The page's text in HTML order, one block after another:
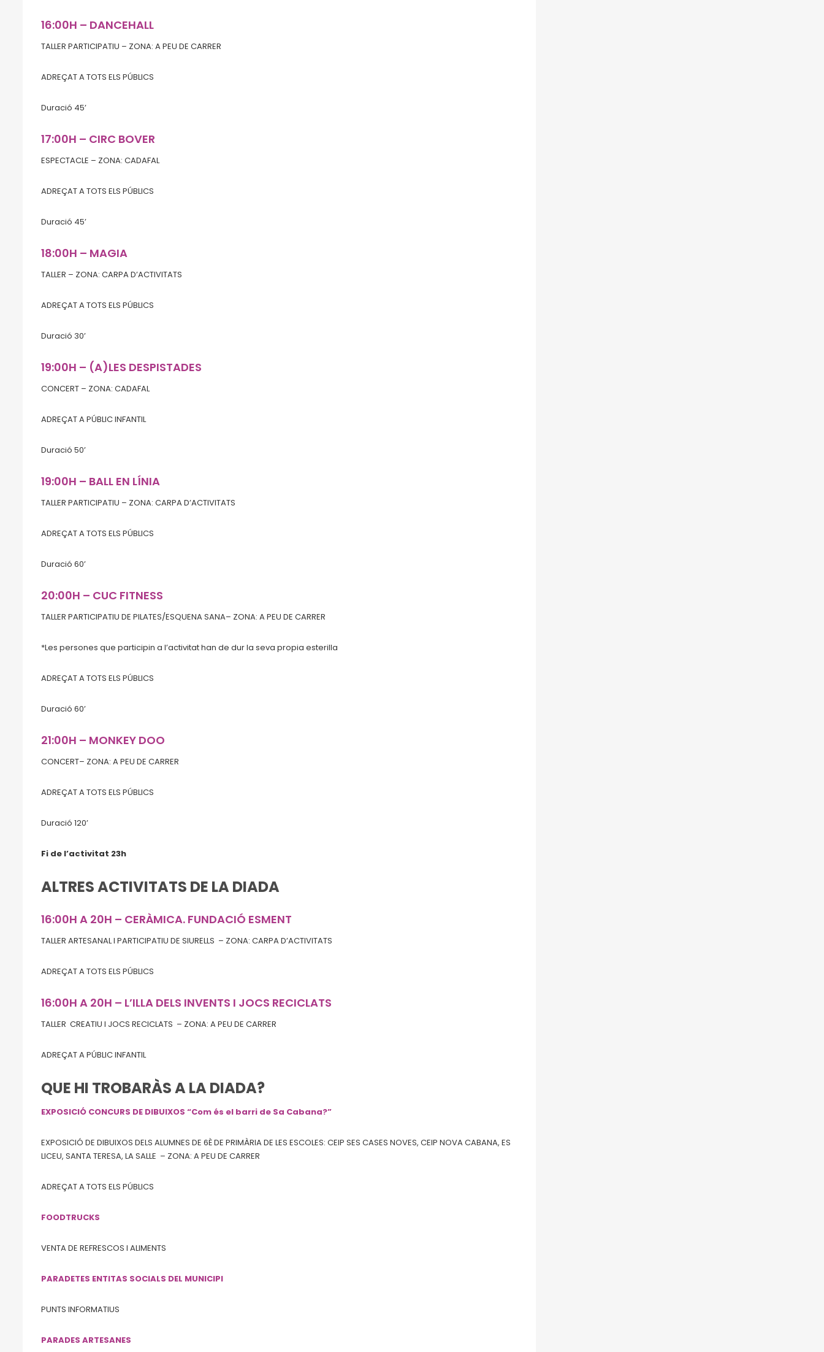
16:00H – DANCEHALL
TALLER PARTICIPATIU – ZONA: A PEU DE CARRER
ADREÇAT A TOTS ELS PÚBLICS
Duració 45’
17:00H – CIRC BOVER
ESPECTACLE – ZONA: CADAFAL
ADREÇAT A TOTS ELS PÚBLICS
Duració 45’
18:00H – MAGIA
TALLER – ZONA: CARPA D’ACTIVITATS
ADREÇAT A TOTS ELS PÚBLICS
Duració 30’
19:00H – (A)LES DESPISTADES
CONCERT – ZONA: CADAFAL
ADREÇAT A PÚBLIC INFANTIL
Duració 50’
19:00H – BALL EN LÍNIA
TALLER PARTICIPATIU – ZONA: CARPA D’ACTIVITATS
ADREÇAT A TOTS ELS PÚBLICS
Duració 60’
20:00H – CUC FITNESS
TALLER PARTICIPATIU DE PILATES/ESQUENA SANA– ZONA: A PEU DE CARRER
*Les persones que participin a l’activitat han de dur la seva propia esterilla
ADREÇAT A TOTS ELS PÚBLICS
Duració 60’
21:00H – MONKEY DOO
CONCERT– ZONA: A PEU DE CARRER
ADREÇAT A TOTS ELS PÚBLICS
Duració 120’
Fi de l’activitat 23h
ALTRES ACTIVITATS DE LA DIADA
16:00H A 20H – CERÀMICA. FUNDACIÓ ESMENT
TALLER ARTESANAL I PARTICIPATIU DE SIURELLS – ZONA: CARPA D’ACTIVITATS
ADREÇAT A TOTS ELS PÚBLICS
16:00H A 20H – L’ILLA DELS INVENTS I JOCS RECICLATS
TALLER CREATIU I JOCS RECICLATS – ZONA: A PEU DE CARRER
ADREÇAT A PÚBLIC INFANTIL
QUE HI TROBARÀS A LA DIADA?
EXPOSICIÓ CONCURS DE DIBUIXOS “Com és el barri de Sa Cabana?”
EXPOSICIÓ DE DIBUIXOS DELS ALUMNES DE 6È DE PRIMÀRIA DE LES ESCOLES: CEIP SES CASES NOVES, CEIP NOVA CABANA, ES
LICEU, SANTA TERESA, LA SALLE – ZONA: A PEU DE CARRER
ADREÇAT A TOTS ELS PÚBLICS
FOODTRUCKS
VENTA DE REFRESCOS I ALIMENTS
PARADETES ENTITAS SOCIALS DEL MUNICIPI
PUNTS INFORMATIUS
PARADES ARTESANES